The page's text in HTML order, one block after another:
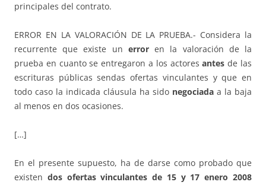
principales del contrato.
ERROR EN LA VALORACIÓN DE LA PRUEBA.- Considera la
recurrente que existe un erroren la valoración de la
prueba en cuanto se entregaron a los actoresantes de las
escrituras públicas sendas ofertas vinculantes y que en
todo caso la indicada cláusula ha sido negociada a la baja
al menos en dos ocasiones.
[…]
En el presente supuesto, ha de darse como probado que
existen dos ofertas vinculantes de 15 y 17 enero 2008